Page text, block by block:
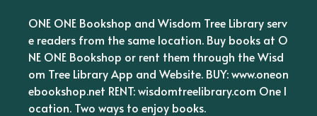
ONE ONE Bookshop and Wisdom Tree Library serv
e readers from the same location. Buy books at O
NE ONE Bookshop or rent them through the Wisd
om Tree Library App and Website. BUY: www.oneon
ebookshop.net RENT: wisdomtreelibrary.com One l
ocation. Two ways to enjoy books.